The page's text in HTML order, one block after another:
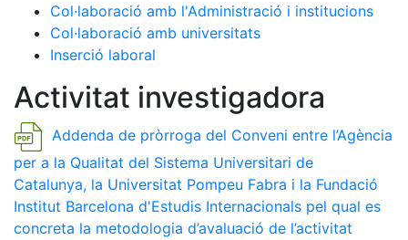
Col·laboració amb l'Administració i institucions
Col·laboració amb universitats
Inserció laboral
Activitat investigadora
Addenda de pròrroga del Conveni entre l’Agència
per a la Qualitat del Sistema Universitari de
Catalunya, la Universitat Pompeu Fabra i la Fundació
Institut Barcelona d'Estudis Internacionals pel qual es
concreta la metodologia d’avaluació de l’activitat